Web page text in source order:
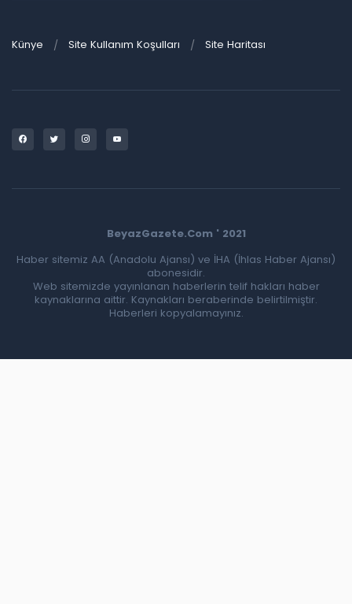
Künye Site Kullanım Koşulları Site Haritası
BeyazGazete.Com ' 2021
Haber sitemiz AA (Anadolu Ajansı) ve İHA (İhlas Haber Ajansı)
abonesidir.
Web sitemizde yayınlanan haberlerin telif hakları haber
kaynaklarına aittir. Kaynakları beraberinde belirtilmiştir.
Haberleri kopyalamayınız.